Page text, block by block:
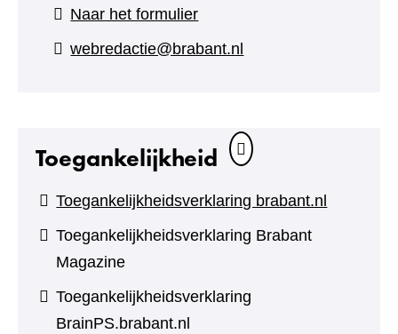
Naar het formulier(verwijst
naar
webredactie@brabant.nl
Toegankelijkheid
Toegankelijkheidsverklaring brabant.nl
Toegankelijkheidsverklaring Brabant
Magazine
Toegankelijkheidsverklaring
BrainPS.brabant.nl